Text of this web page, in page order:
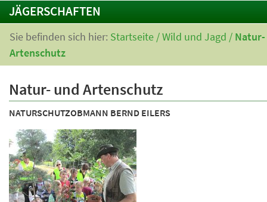
JÄGERSCHAFTEN
Sie befinden sich hier: Startseite /Wild und Jagd /
Artenschutz
Natur- und Artenschutz
NATURSCHUTZOBMANN BERND EILERS